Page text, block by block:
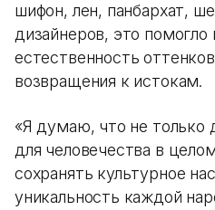
шифон, лен, панбархат,
дизайнеров, это помогло
естественность
возвращения к истокам.
«Я думаю, что не только
для человечества в
сохранять культурное
уникальность каждой